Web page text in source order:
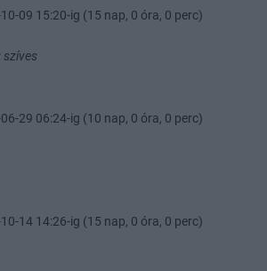
09 15:20-ig (15 nap, 0 óra, 0 perc)
szíves
29 06:24-ig (10 nap, 0 óra, 0 perc)
14 14:26-ig (15 nap, 0 óra, 0 perc)